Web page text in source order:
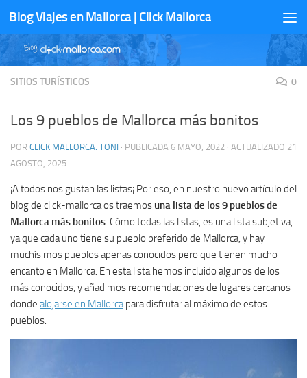
Saltar al contenido
Blog Viajes en Mallorca | Click Mallorca
SITIOS TURÍSTICOS 0
Los 9 pueblos de Mallorca más bonitos
POR CLICK MALLORCA: TONI · PUBLICADA 6 MAYO, 2022 · ACTUALIZADO 21
AGOSTO, 2025
¡A todos nos gustan las listas¡ Por eso, en nuestro nuevo artículo del
blog de click-mallorca os traemos una lista de los 9 pueblos de
Mallorca más bonitos . Cómo todas las listas, es una lista subjetiva,
ya que cada uno tiene su pueblo preferido de Mallorca, y hay
muchísimos pueblos apenas conocidos pero que tienen mucho
encanto en Mallorca. En esta lista hemos incluido algunos de los
más conocidos, y añadimos recomendaciones de lugares cercanos
donde alojarse en Mallorca para disfrutar al máximo de estos
pueblos.